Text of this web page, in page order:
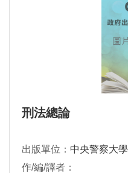
刑法總論
出版單位： 中央警察大學
作/編/譯者：